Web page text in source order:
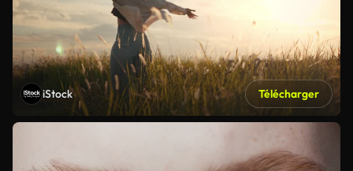
iStock Télécharger